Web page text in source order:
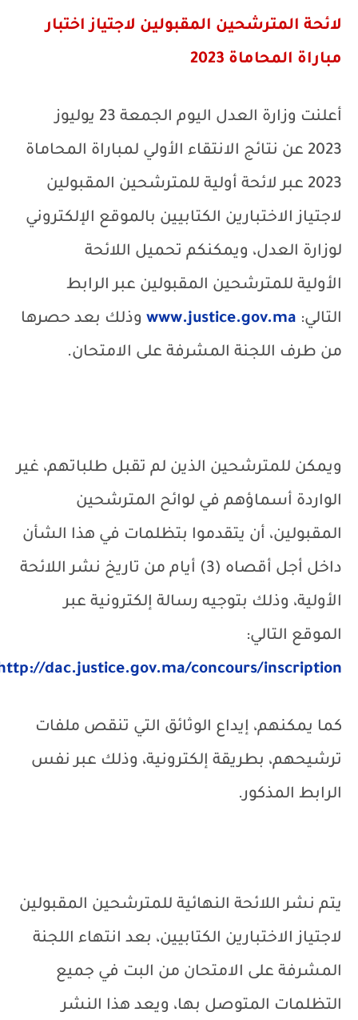
لائحة المترشحين المقبولين لاجتياز اختبار
مباراة المحاماة 2023
أعلنت وزارة العدل اليوم
الجمعة 23 يوليوز
2023عن نتائج الانتقاء الأولي لمباراة المحاماة
2023 عبر لائحة أولية للمترشحين المقبولين
لاجتياز الاختبارين الكتابيين بالموقع الإلكتروني
لوزارة العدل، ويمكنكم تحميل اللائحة
الأولية للمترشحين المقبولين عبر الرابط
التالي: www.justice.gov.ma وذلك بعد حصرها
من طرف اللجنة المشرفة على الامتحان.
ويمكن للمترشحين الذين لم تقبل طلباتهم، غير
الواردة أسماؤهم في لوائح المترشحين
المقبولين، أن يتقدموا بتظلمات في هذا الشأن
داخل أجل أقصاه (3) أيام من تاريخ نشر اللائحة
الأولية، وذلك بتوجيه رسالة إلكترونية عبر
الموقع التالي:
http://dac.justice.gov.ma/concours/inscription
كما يمكنهم، إيداع الوثائق التي تنقص ملفات
ترشيحهم، بطريقة إلكترونية، وذلك عبر نفس
الرابط المذكور.
يتم نشر اللائحة النهائية للمترشحين المقبولين
لاجتياز الاختبارين الكتابيين، بعد انتهاء اللجنة
المشرفة على الامتحان من البت في جميع
التظلمات المتوصل بها، ويعد هذا النشر